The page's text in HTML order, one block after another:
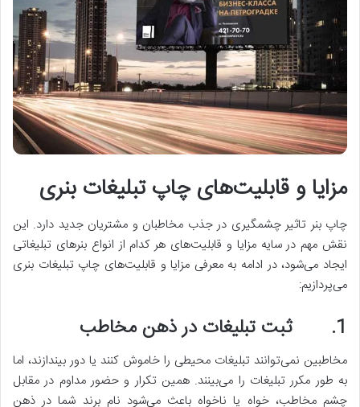
مزایا و قابلیت‌های چاپ تبلیغات بنری
چاپ بنر تاثیر چشمگیری در جذب مخاطبان و مشتریان جدید دارد. این
نقش مهم در سایه مزایا و قابلیت‌های هر کدام از انواع بنرهای تبلیغاتی
ایجاد می‌شود، در ادامه به معرفی مزایا و قابلیت‌های چاپ تبلیغات بنری
می‌پردازیم:
1. ثبت تبلیغات در ذهن مخاطب
مخاطبین نمی‌توانند تبلیغات محیطی را خاموش کنند یا دور بیندازند، اما
به ‌طور مکرر تبلیغات را می‌بینند. همین تکرار و حضور مداوم در مقابل
چشم مخاطب، خواه یا ‌ناخواه باعث می‌شود نام برند شما در ذهن